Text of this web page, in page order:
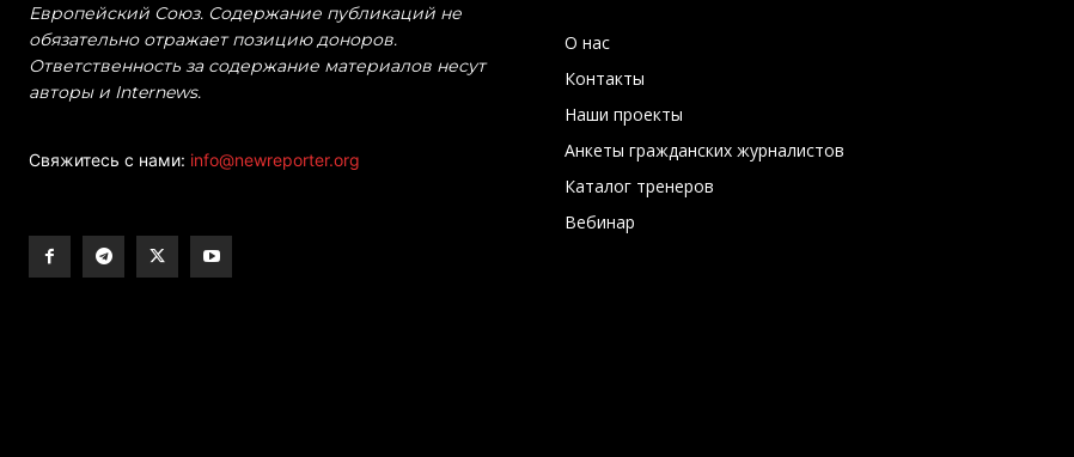
Европейский Союз. Содержание публикаций не
обязательно отражает позицию доноров.
Ответственность за содержание материалов несут
авторы и Internews.
Свяжитесь с нами: info@newreporter.org
О нас
Контакты
Наши проекты
Анкеты гражданских журналистов
Каталог тренеров
Вебинар